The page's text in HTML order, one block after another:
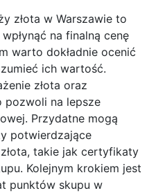
złota w Warszawie to
na finalną cenę
warto dokładnie ocenić
ich wartość.
złota oraz
pozwoli na lepsze
Przydatne mogą
potwierdzające
takie jak certyfikaty
Kolejnym krokiem jest
punktów skupu w